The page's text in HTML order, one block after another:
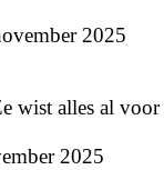
2025
wist alles al
2025